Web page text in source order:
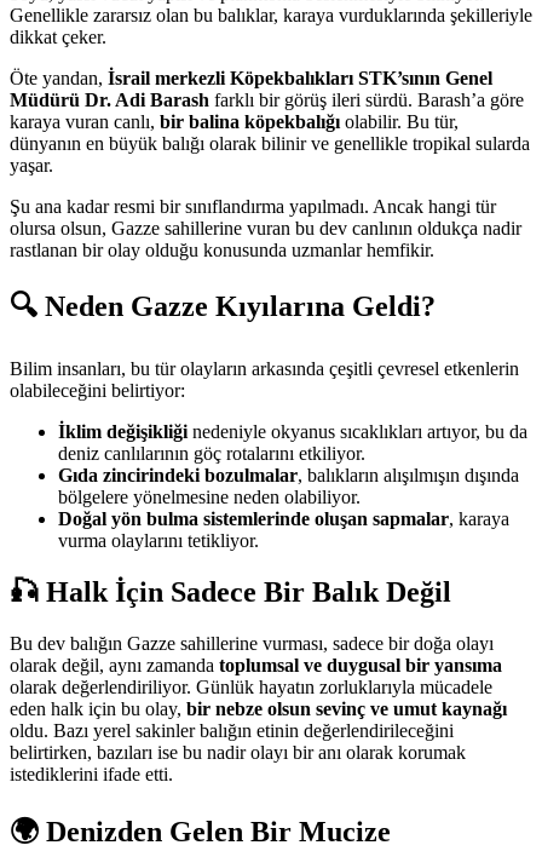
Genellikle zararsız olan bu balıklar, karaya vurduklarında şekilleriyle
dikkat çeker.
Öte yandan, İsrail merkezli Köpekbalıkları STK’sının Genel
Müdürü Dr. Adi Barash farklı bir görüş ileri sürdü. Barash’a göre
karaya vuran canlı, bir balina köpekbalığı olabilir. Bu tür,
dünyanın en büyük balığı olarak bilinir ve genellikle tropikal sularda
yaşar.
Şu ana kadar resmi bir sınıflandırma yapılmadı. Ancak hangi tür
olursa olsun, Gazze sahillerine vuran bu dev canlının oldukça nadir
rastlanan bir olay olduğu konusunda uzmanlar hemfikir.
🔍 Neden Gazze Kıyılarına Geldi?
Bilim insanları, bu tür olayların arkasında çeşitli çevresel etkenlerin
olabileceğini belirtiyor:
İklim değişikliği nedeniyle okyanus sıcaklıkları artıyor, bu da
deniz canlılarının göç rotalarını etkiliyor.
Gıda zincirindeki bozulmalar, balıkların alışılmışın dışında
bölgelere yönelmesine neden olabiliyor.
Doğal yön bulma sistemlerinde oluşan sapmalar, karaya
vurma olaylarını tetikliyor.
🎣 Halk İçin Sadece Bir Balık Değil
Bu dev balığın Gazze sahillerine vurması, sadece bir doğa olayı
olarak değil, aynı zamanda toplumsal ve duygusal bir yansıma
olarak değerlendiriliyor. Günlük hayatın zorluklarıyla mücadele
eden halk için bu olay, bir nebze olsun sevinç ve umut kaynağı
oldu. Bazı yerel sakinler balığın etinin değerlendirileceğini
belirtirken, bazıları ise bu nadir olayı bir anı olarak korumak
istediklerini ifade etti.
🌍 Denizden Gelen Bir Mucize